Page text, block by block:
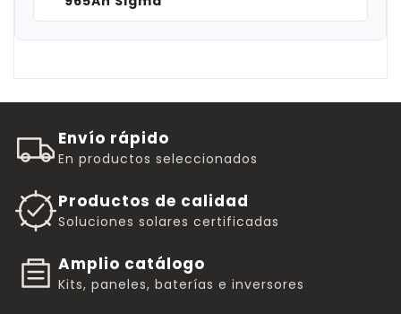
Envío rápido
En productos seleccionados
Productos de calidad
Soluciones solares certificadas
Amplio catálogo
Kits, paneles, baterías e inversores